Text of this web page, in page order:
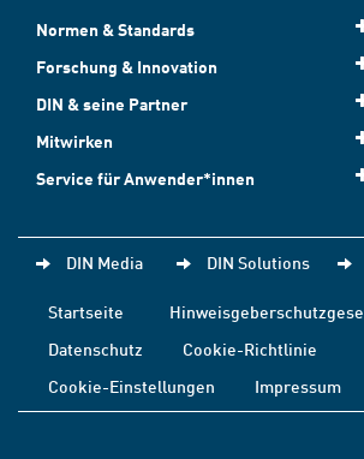
Normen & Standards
Forschung & Innovation
DIN & seine Partner
Mitwirken
Service für Anwender*innen
DIN Media DIN Solutions
Startseite
Datenschutz
Cookie-Richtlinie
Cookie-Einstellungen
Impressum